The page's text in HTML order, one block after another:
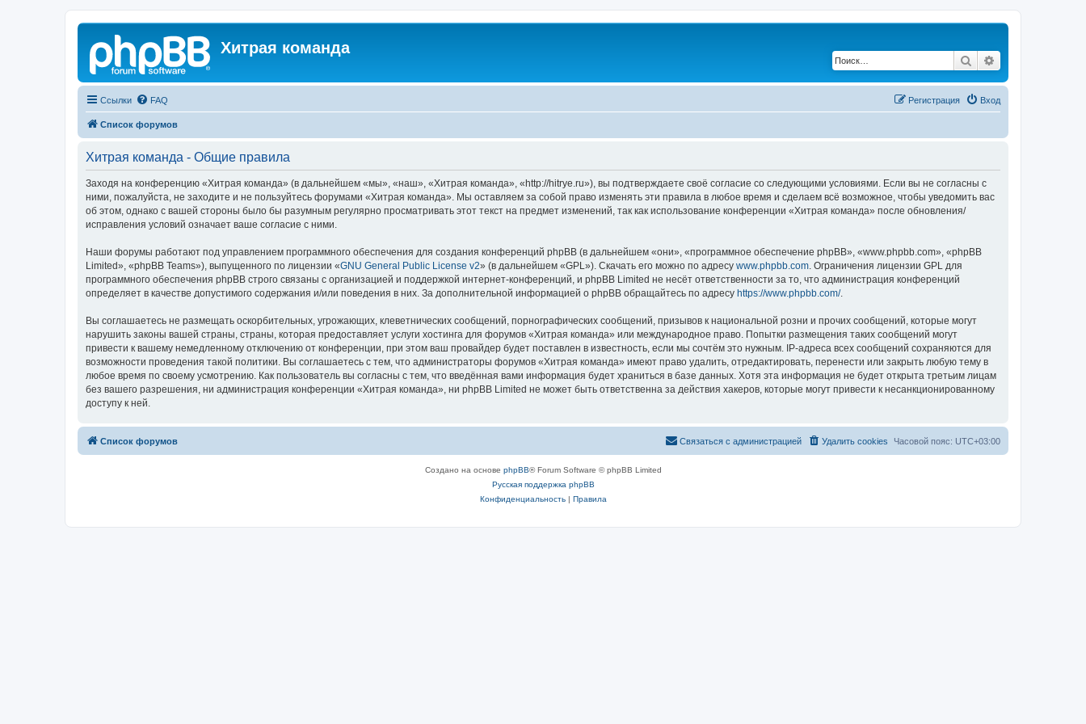
Хитрая команда
Поиск
Ссылки FAQ Вход
Регистрация
Список форумов
Хитрая команда - Общие правила
Заходя на конференцию «Хитрая команда» (в дальнейшем «мы», «наш», «Хитрая команда», «http://hitrye.ru»), вы подтверждаете своё согласие со следующими условиями. Если вы не согласны с
ними, пожалуйста, не заходите и не пользуйтесь форумами «Хитрая команда». Мы оставляем за собой право изменять эти правила в любое время и сделаем всё возможное, чтобы уведомить вас
об этом, однако с вашей стороны было бы разумным регулярно просматривать этот текст на предмет изменений, так как использование конференции «Хитрая команда» после обновления/
исправления условий означает ваше согласие с ними.
Наши форумы работают под управлением программного обеспечения для создания конференций phpBB (в дальнейшем «они», «программное обеспечение phpBB», «www.phpbb.com», «phpBB
Limited», «phpBB Teams»), выпущенного по лицензии «GNU General Public License v2» (в дальнейшем «GPL»). Скачать его можно по адресу www.phpbb.com. Ограничения лицензии GPL для
программного обеспечения phpBB строго связаны с организацией и поддержкой интернет-конференций, и phpBB Limited не несёт ответственности за то, что администрация конференций
определяет в качестве допустимого содержания и/или поведения в них. За дополнительной информацией о phpBB обращайтесь по адресу https://www.phpbb.com/.
Вы соглашаетесь не размещать оскорбительных, угрожающих, клеветнических сообщений, порнографических сообщений, призывов к национальной розни и прочих сообщений, которые могут
нарушить законы вашей страны, страны, которая предоставляет услуги хостинга для форумов «Хитрая команда» или международное право. Попытки размещения таких сообщений могут
привести к вашему немедленному отключению от конференции, при этом ваш провайдер будет поставлен в известность, если мы сочтём это нужным. IP-адреса всех сообщений сохраняются для
возможности проведения такой политики. Вы соглашаетесь с тем, что администраторы форумов «Хитрая команда» имеют право удалить, отредактировать, перенести или закрыть любую тему в
любое время по своему усмотрению. Как пользователь вы согласны с тем, что введённая вами информация будет храниться в базе данных. Хотя эта информация не будет открыта третьим лицам
без вашего разрешения, ни администрация конференции «Хитрая команда», ни phpBB Limited не может быть ответственна за действия хакеров, которые могут привести к несанкционированному
доступу к ней.
Список форумов Часовой пояс: UTC+03:00
Удалить cookies
Связаться с администрацией
Создано на основе phpBB® Forum Software © phpBB Limited
Русская поддержка phpBB
Конфиденциальность| Правила